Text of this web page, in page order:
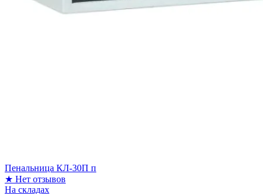
Пенальница КЛ-30П п
★ Нет отзывов
На складах